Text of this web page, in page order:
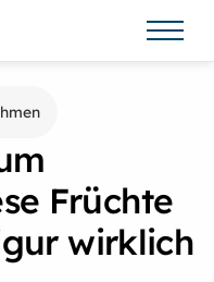
Früchte
wirklich